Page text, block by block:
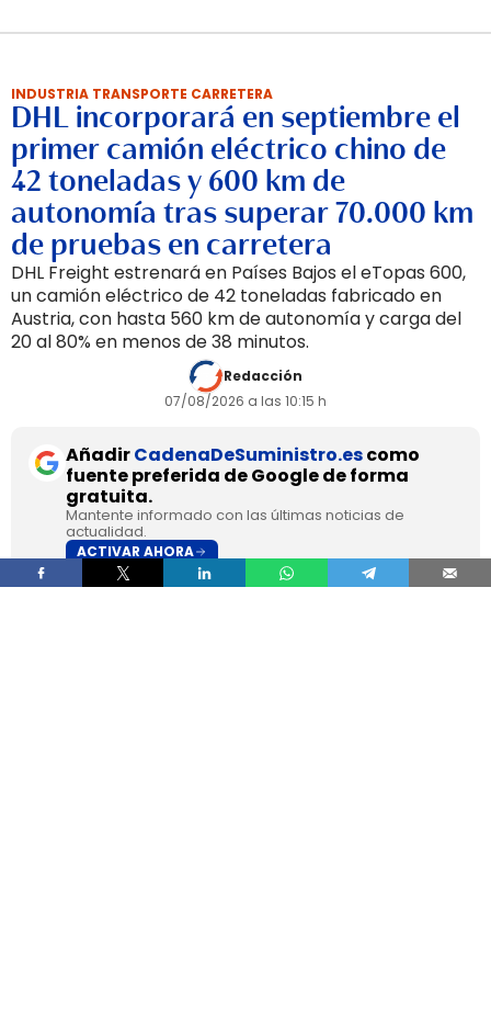
INDUSTRIA TRANSPORTE CARRETERA
DHL incorporará en septiembre el
primer camión eléctrico chino de
42 toneladas y 600 km de
autonomía tras superar 70.000 km
de pruebas en carretera
DHL Freight estrenará en Países Bajos el eTopas 600,
un camión eléctrico de 42 toneladas fabricado en
Austria, con hasta 560 km de autonomía y carga del
20 al 80% en menos de 38 minutos.
Redacción
07/08/2026 a las 10:15 h
AñadirCadenaDeSuministro.escomo
fuente preferida de Google de forma
gratuita.
Mantente informado con las últimas noticias de
actualidad.
ACTIVAR AHORA